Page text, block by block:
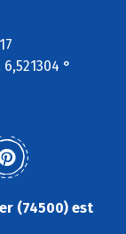
°
(74500) est